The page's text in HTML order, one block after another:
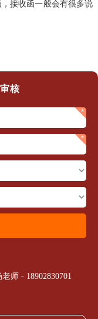
接收函一般会有很多说
审核
老师 - 18902830701